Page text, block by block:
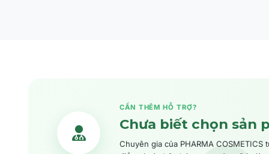
CẦN THÊM HỖ TRỢ?
Chưa biết chọn sản
Chuyên gia của PHARMA